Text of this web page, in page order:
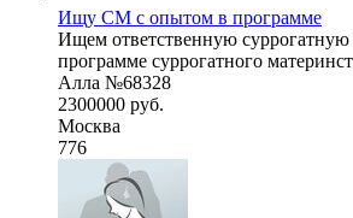
Ищу СМ с опытом в программе
Ищем ответственную
программе суррогатного
Алла №68328
2300000 руб.
Москва
776